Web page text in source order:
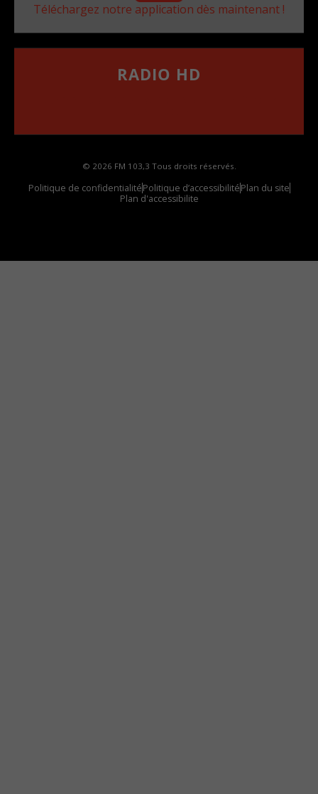
Téléchargez notre application dès maintenant !
RADIO HD
© 2026 FM 103,3 Tous droits réservés.
Politique de confidentialitéPolitique d’accessibilitéPlan du site
Plan d'accessibilite